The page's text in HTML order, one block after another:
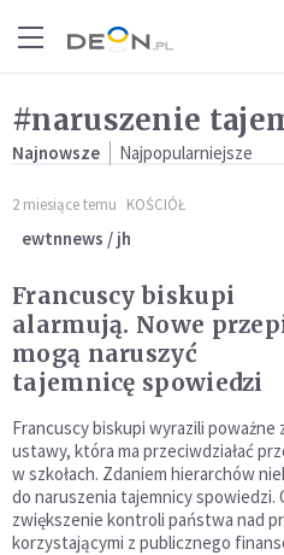
#naruszenie
Najnowsze Najpopularniejsze
2 miesiące temu KOŚCIÓŁ
ewtnnews / jh
Francuscy biskupi
alarmują. Nowe
mogą naruszyć
tajemnicę spowiedzi
Francuscy biskupi wyrazili
ustawy, która ma przeciwdziałać
w szkołach. Zdaniem hierarchów
do naruszenia tajemnicy spowiedzi.
zwiększenie kontroli państwa nad
korzystającymi z publicznego